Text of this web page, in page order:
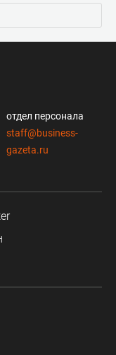
отдел персонала
staff@business-
gazeta.ru